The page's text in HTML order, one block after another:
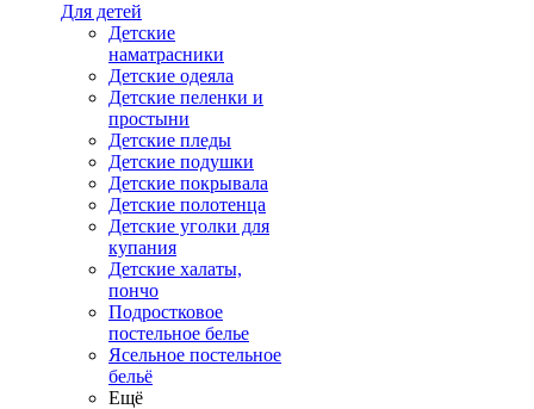
Для детей
Детские
наматрасники
Детские одеяла
Детские пеленки и
простыни
Детские пледы
Детские подушки
Детские покрывала
Детские полотенца
Детские уголки для
купания
Детские халаты,
пончо
Подростковое
постельное белье
Ясельное постельное
бельё
Ещё